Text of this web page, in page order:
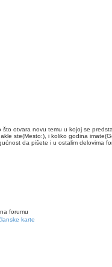
otvara novu temu u kojoj se
ste(Mesto:), i koliko godina
da pišete i u ostalim delovima
forumu
karte